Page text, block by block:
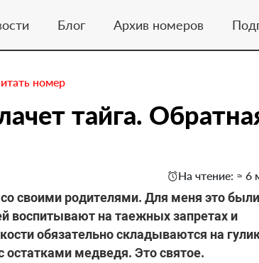
Блог Архив номеров
номер
тайга.
На чтение: ≈ 6
своими родителями. Для меня это были
воспитывают на таежных запретах и
обязательно складываются на
остатками медведя. Это святое.